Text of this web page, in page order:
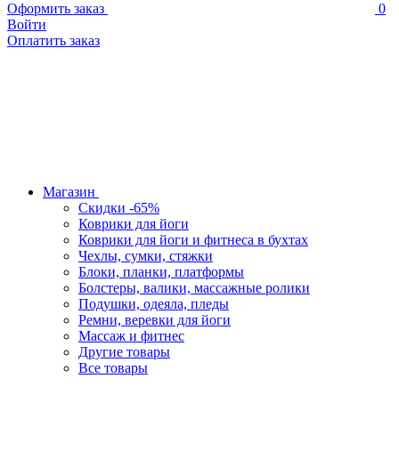
Оформить заказ
0
Войти
Оплатить заказ
Магазин
Скидки -65%
Коврики для йоги
Коврики для йоги и фитнеса в бухтах
Чехлы, сумки, стяжки
Блоки, планки, платформы
Болстеры, валики, массажные ролики
Подушки, одеяла, пледы
Ремни, веревки для йоги
Массаж и фитнес
Другие товары
Все товары